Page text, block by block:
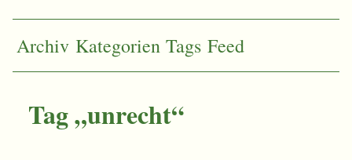
Archiv Kategorien Tags Feed
Tag „unrecht“